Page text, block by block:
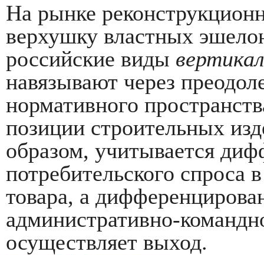
На рынке
верхушку властных
российские виды
навязывают через
нормативного
позиции строительных
образом, учитывается
потребительского спроса
товара, а
административно-
осуществляет выход.